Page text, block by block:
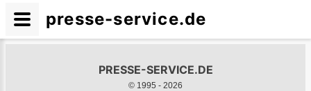
PRESSE-SERVICE.DE
© 1995 - 2026
presse-service.de